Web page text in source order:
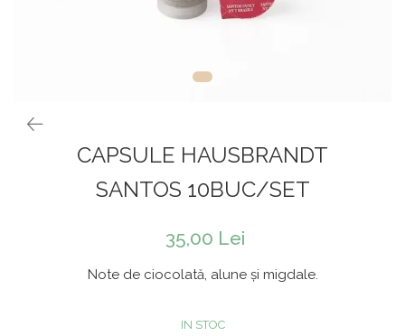
CAPSULE HAUSBRANDT
SANTOS 10BUC/SET
35,00 Lei
Note de ciocolată, alune și migdale.
IN STOC